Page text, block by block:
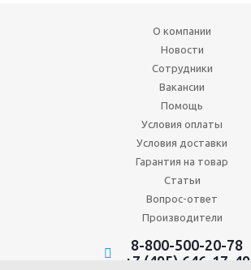
О компании
Новости
Сотрудники
Вакансии
Помощь
Условия оплаты
Условия доставки
Гарантия на товар
Статьи
Вопрос-ответ
Производители
8-800-500-20-78
+7 (495) 646-17-49